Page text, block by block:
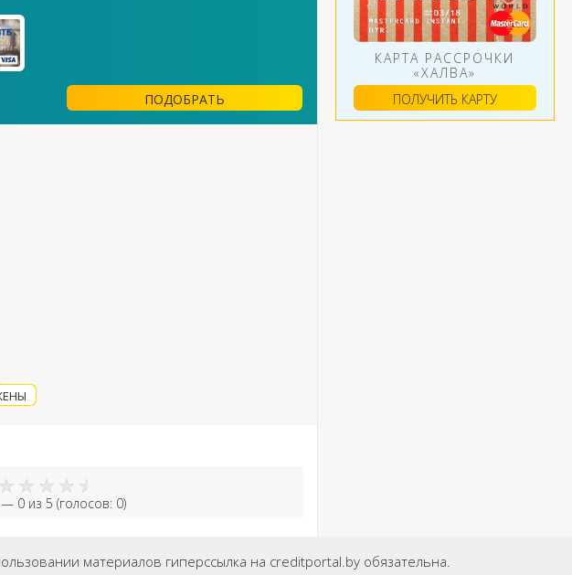
ПОДОБРАТЬ
— 0 из 5 (голосов: 0)
КАРТА РАССРОЧКИ
«ХАЛВА»
ПОЛУЧИТЬ КАРТУ
материалов гиперссылка на creditportal.by обязательна.